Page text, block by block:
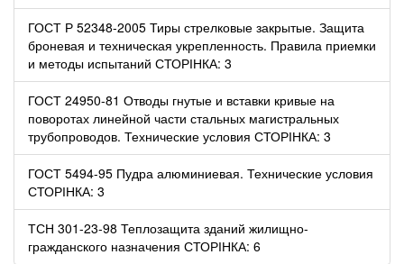
ГОСТ Р 52348-2005 Тиры стрелковые закрытые. Защита
броневая и техническая укрепленность. Правила приемки
и методы испытаний СТОРІНКА: 3
ГОСТ 24950-81 Отводы гнутые и вставки кривые на
поворотах линейной части стальных магистральных
трубопроводов. Технические условия СТОРІНКА: 3
ГОСТ 5494-95 Пудра алюминиевая. Технические условия
СТОРІНКА: 3
ТСН 301-23-98 Теплозащита зданий жилищно-
гражданского назначения СТОРІНКА: 6